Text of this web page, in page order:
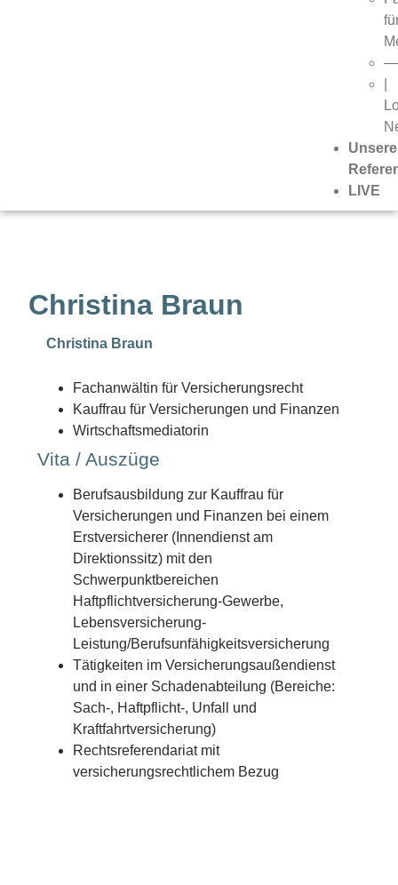
Unsere
LIVE
Christina Braun
Christina Braun
Fachanwältin für Versicherungsrecht
Kauffrau für Versicherungen und Finanzen
Wirtschaftsmediatorin
Vita / Auszüge
Berufsausbildung zur Kauffrau für
Versicherungen und Finanzen bei einem
Erstversicherer (Innendienst am
Direktionssitz) mit den
Schwerpunktbereichen
Haftpflichtversicherung-Gewerbe,
Lebensversicherung-
Leistung/Berufsunfähigkeitsversicherung
Tätigkeiten im Versicherungsaußendienst
und in einer Schadenabteilung (Bereiche:
Sach-, Haftpflicht-, Unfall und
Kraftfahrtversicherung)
Rechtsreferendariat mit
versicherungsrechtlichem Bezug